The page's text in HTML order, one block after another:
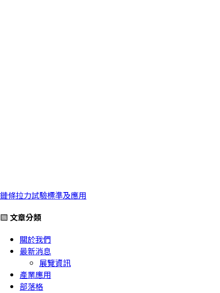
鏈條拉力試驗標準及應用
▧ 文章分類
關於我們
最新消息
展覽資訊
產業應用
部落格